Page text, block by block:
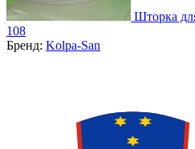
Шторка
108
Бренд: Kolpa-San